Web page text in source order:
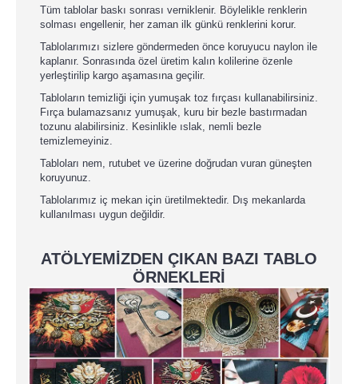
Tüm tablolar baskı sonrası verniklenir. Böylelikle renklerin
solması engellenir, her zaman ilk günkü renklerini korur.
Tablolarımızı sizlere göndermeden önce koruyucu naylon ile
kaplanır. Sonrasında özel üretim kalın kolilerine özenle
yerleştirilip kargo aşamasına geçilir.
Tabloların temizliği için yumuşak toz fırçası kullanabilirsiniz.
Fırça bulamazsanız yumuşak, kuru bir bezle bastırmadan
tozunu alabilirsiniz. Kesinlikle ıslak, nemli bezle
temizlemeyiniz.
Tabloları nem, rutubet ve üzerine doğrudan vuran güneşten
koruyunuz.
Tablolarımız iç mekan için üretilmektedir. Dış mekanlarda
kullanılması uygun değildir.
ATÖLYEMİZDEN ÇIKAN BAZI TABLO
ÖRNEKLERİ